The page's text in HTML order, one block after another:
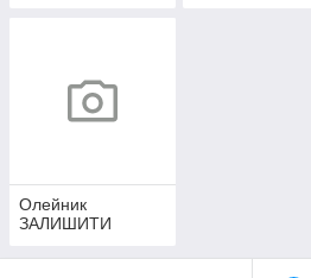
Олейник
ЗАЛИШИТИ